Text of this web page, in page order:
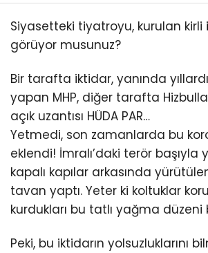
Siyasetteki tiyatroyu, kurulan kirli
görüyor musunuz?
Bir tarafta iktidar, yanında
yapan MHP, diğer tarafta
açık uzantısı HÜDA PAR…
Yetmedi, son zamanlarda bu
eklendi! İmralı’daki terör başıyla
kapalı kapılar arkasında
tavan yaptı. Yeter ki koltuklar
kurdukları bu tatlı yağma düzeni
Peki, bu iktidarın yolsuzluklarını